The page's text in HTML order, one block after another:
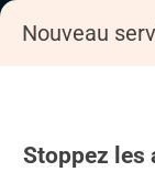
Nouveau
Stoppez les